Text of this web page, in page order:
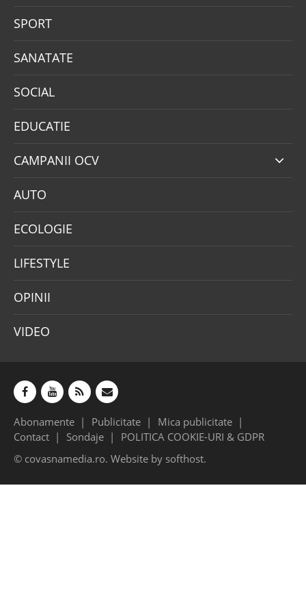
SPORT
SANATATE
SOCIAL
EDUCATIE
CAMPANII OCV
AUTO
ECOLOGIE
LIFESTYLE
OPINII
VIDEO
Abonamente Publicitate
Mica publicitate
Contact
Sondaje
POLITICA COOKIE-URI & GDPR
© covasnamedia.ro. Website by softhost.